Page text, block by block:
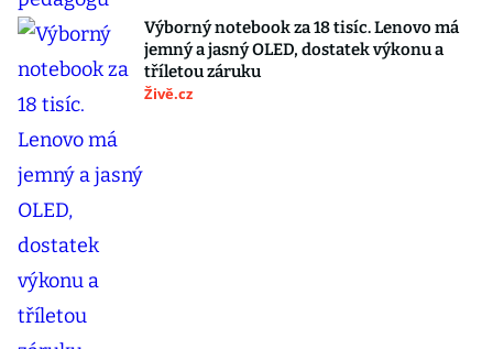
Výborný notebook za 18 tisíc. Lenovo má
jemný a jasný OLED, dostatek výkonu a
tříletou záruku
Živě.cz